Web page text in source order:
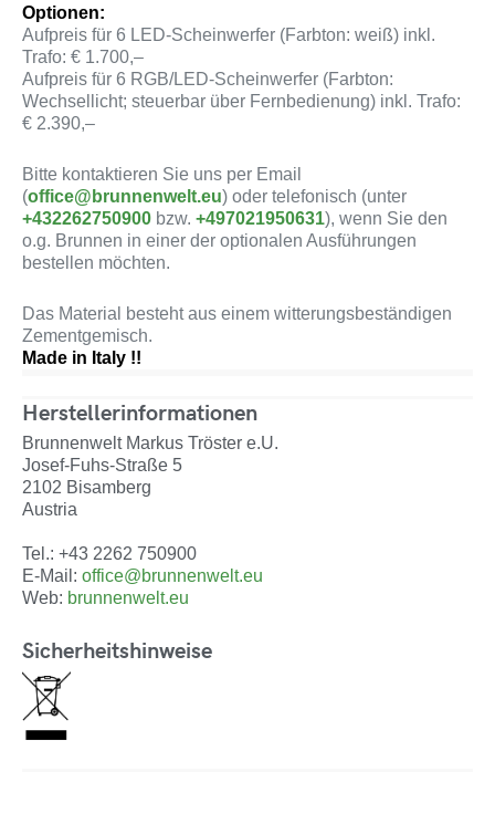
Optionen:
Aufpreis für 6 LED-Scheinwerfer (Farbton: weiß) inkl.
Trafo: € 1.700,–
Aufpreis für 6 RGB/LED-Scheinwerfer (Farbton:
Wechsellicht; steuerbar über Fernbedienung) inkl. Trafo:
€ 2.390,–
Bitte kontaktieren Sie uns per Email
(office@brunnenwelt.eu) oder telefonisch (unter
+432262750900 bzw. +497021950631), wenn Sie den
o.g. Brunnen in einer der optionalen Ausführungen
bestellen möchten.
Das Material besteht aus einem witterungsbeständigen
Zementgemisch.
Made in Italy !!
Herstellerinformationen
Brunnenwelt Markus Tröster e.U.
Josef-Fuhs-Straße 5
2102 Bisamberg
Austria
Tel.: +43 2262 750900
E-Mail: office@brunnenwelt.eu
Web: brunnenwelt.eu
Sicherheitshinweise